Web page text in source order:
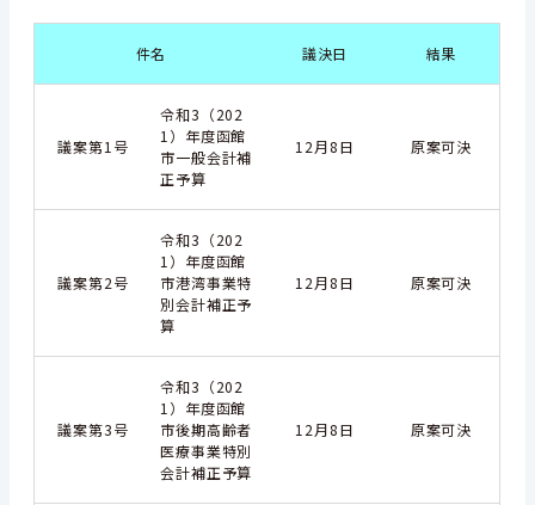
件名 議決日 結果
議案第1号
令和3（202
1）年度函館
市一般会計補
正予算
12月8日 原案可決
議案第2号
令和3（202
1）年度函館
市港湾事業特
別会計補正予
算
12月8日 原案可決
議案第3号
令和3（202
1）年度函館
市後期高齢者
医療事業特別
会計補正予算
12月8日 原案可決